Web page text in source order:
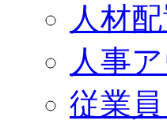
人材
人事
従業